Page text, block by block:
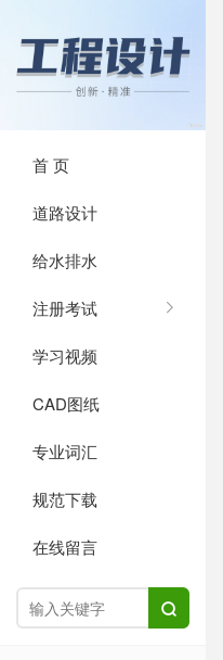
首 页
道路设计
给水排水
注册考试
学习视频
CAD图纸
专业词汇
规范下载
在线留言
